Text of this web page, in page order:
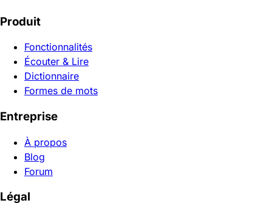
Produit
Fonctionnalités
Écouter & Lire
Dictionnaire
Formes de mots
Entreprise
À propos
Blog
Forum
Légal